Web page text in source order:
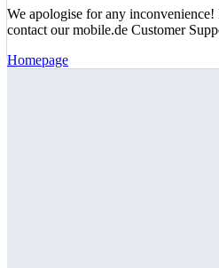
We apologise for any inconvenience!
contact our mobile.de Customer
Homepage